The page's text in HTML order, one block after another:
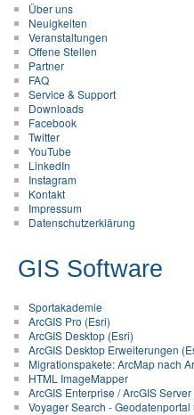
Über uns
Neuigkeiten
Veranstaltungen
Offene Stellen
Partner
FAQ
Service & Support
Downloads
Facebook
Twitter
YouTube
LinkedIn
Instagram
Kontakt
Impressum
Datenschutzerklärung
GIS Software
Sportakademie
ArcGIS Pro (Esri)
ArcGIS Desktop (Esri)
ArcGIS Desktop Erweiterungen
Migrationspakete: ArcMap nach
HTML ImageMapper
ArcGIS Enterprise / ArcGIS Server
Voyager Search -